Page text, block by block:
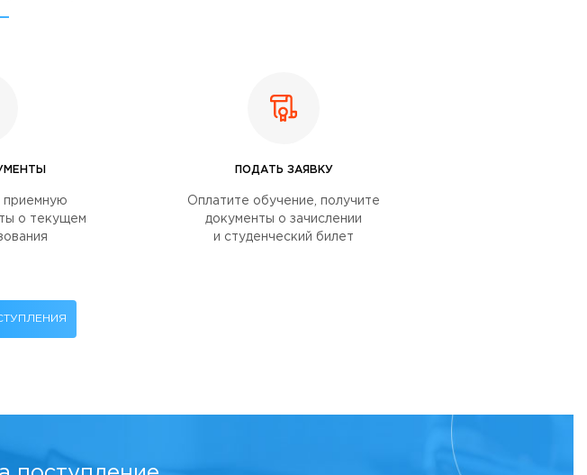
приемную
о текущем
ПОДАТЬ ЗАЯВКУ
Оплатите обучение, получите
документы о зачислении
и студенческий билет